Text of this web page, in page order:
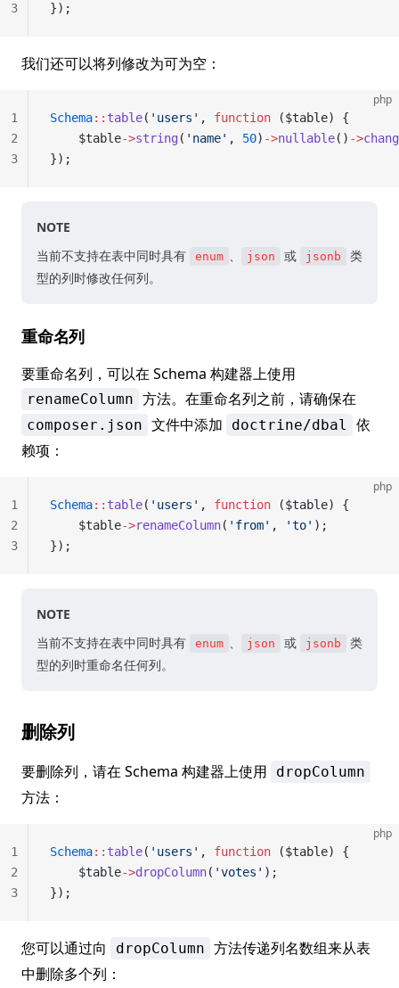
});
3
我们还可以将列修改为可为空：
php
Schema:: table( 'users' , function ($table) {
    $table
->string ( 'name' , 50) ->nullable() ->
});
1
2
3
NOTE
当前不支持在表中同时具有
enum 、 json 或 jsonb
类
型的列时修改任何列。
重命名列
要重命名列，可以在 Schema 构建器上使用
renameColumn 方法。在重命名列之前，请确保在
composer.json 文件中添加 doctrine/dbal
依
赖项：
php
Schema:: table( 'users' , function ($table) {
    $table
->renameColumn( 'from' , 'to' );
});
1
2
3
NOTE
当前不支持在表中同时具有
enum 、 json 或 jsonb
类
型的列时重命名任何列。
删除列
要删除列，请在 Schema 构建器上使用 dropColumn
方法：
php
Schema:: table( 'users' , function ($table) {
    $table
->dropColumn( 'votes' );
});
1
2
3
您可以通过向 dropColumn 方法传递列名数组来从表
中删除多个列：